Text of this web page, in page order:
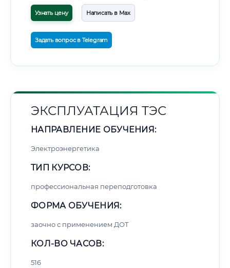
Узнать цену Написать в Max
Задать вопрос в Telegram
ЭКСПЛУАТАЦИЯ ТЭС
НАПРАВЛЕНИЕ ОБУЧЕНИЯ:
Электроэнергетика
ТИП КУРСОВ:
профессиональная переподготовка
ФОРМА ОБУЧЕНИЯ:
заочно с применением ДОТ
КОЛ-ВО ЧАСОВ:
516